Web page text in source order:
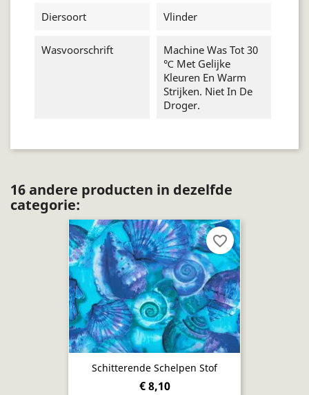
Diersoort Vlinder
Wasvoorschrift
Machine Was Tot 30
℃ Met Gelijke
Kleuren En Warm
Strijken. Niet In De
Droger.
16 andere producten in dezelfde
categorie:
Schitterende Schelpen Stof
€ 8,10
favorite_border